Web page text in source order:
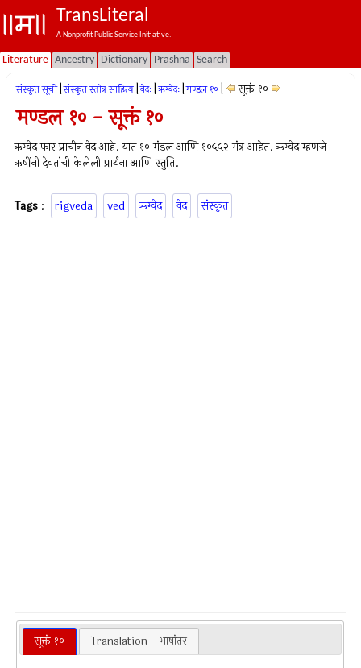
TransLiteral
A Nonprofit Public Service Initiative.
Literature Ancestry Dictionary Prashna Search
संस्कृत सूची संस्कृत स्तोत्र साहित्य वेदः ऋग्वेदः मण्डल १० सूक्तं १०
मण्डल १० - सूक्तं १०
ऋग्वेद फार प्राचीन वेद आहे. यात १० मंडल आणि १०५५२ मंत्र आहेत. ऋग्वेद म्हणजे
ऋषींनी देवतांची केलेली प्रार्थना आणि स्तुति.
Tags : rigveda ved ऋग्वेद वेद संस्कृत
सूक्तं १० Translation - भाषांतर